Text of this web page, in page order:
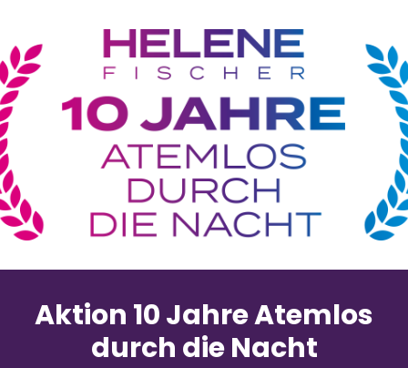
Aktion 10 Jahre Atemlos
durch die Nacht